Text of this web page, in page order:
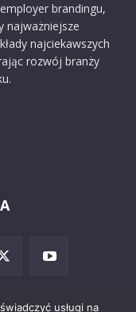
brandingu,
najważniejsze
najciekawszych
rozwój branży
usługi na